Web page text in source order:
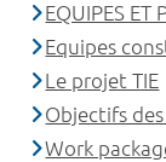
EQUIPES ET
Equipes
Le projet TIE
Objectifs des
Work